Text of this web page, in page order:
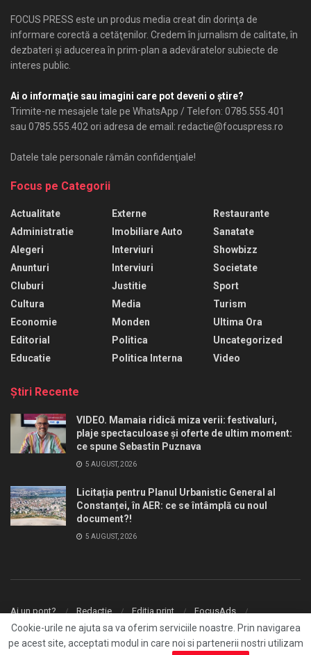
FOCUS PRESS este un produs media creat din dorinţa de
informare corectă a cetăţenilor. Credem în jurnalism de calitate, în
dezbateri şi aducerea în prim-plan a adevăratelor subiecte de
interes public.
Ai o informaţie sau imagini care pot deveni o ştire?
Trimite-ne mesajele tale pe WhatsApp / Telefon: 0785.555.401
sau 0785.555.402 ori adresa de email: redactie@focuspress.ro
Datele tale personale rămân confidenţiale!
Focus pe Categorii
Actualitate
Administratie
Alegeri
Anunturi
Cluburi
Cultura
Economie
Editorial
Educatie
Externe
Imobiliare Auto
Interviuri
Interviuri
Justitie
Media
Monden
Politica
Politica Interna
Restaurante
Sanatate
Showbizz
Societate
Sport
Turism
Ultima Ora
Uncategorized
Video
Ştiri Recente
VIDEO. Mamaia ridică miza verii: festivaluri,
plaje spectaculoase și oferte de ultim moment:
ce spune Sebastin Puznava
5 AUGUST, 2026
Licitația pentru Planul Urbanistic General al
Constanței, în AER: ce se întâmplă cu noul
document?!
5 AUGUST, 2026
Ai un pont? Redactie Editia print
FocusAds
Agentie publicitate
Fresh Media.
Cookie-urile ne ajuta sa va oferim serviciile noastre. Prin navigarea
pe acest site, acceptati modul in care noi si partenerii nostri utilizam